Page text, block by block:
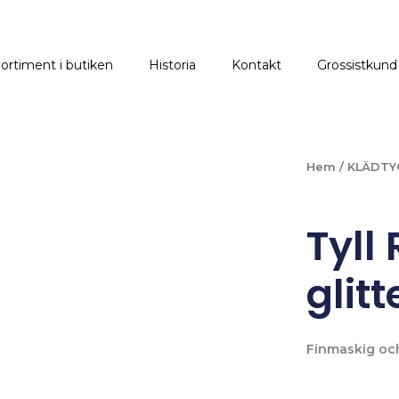
i butiken Historia Kontakt Grossistkund
Hem /
Tyll
Finmaskig